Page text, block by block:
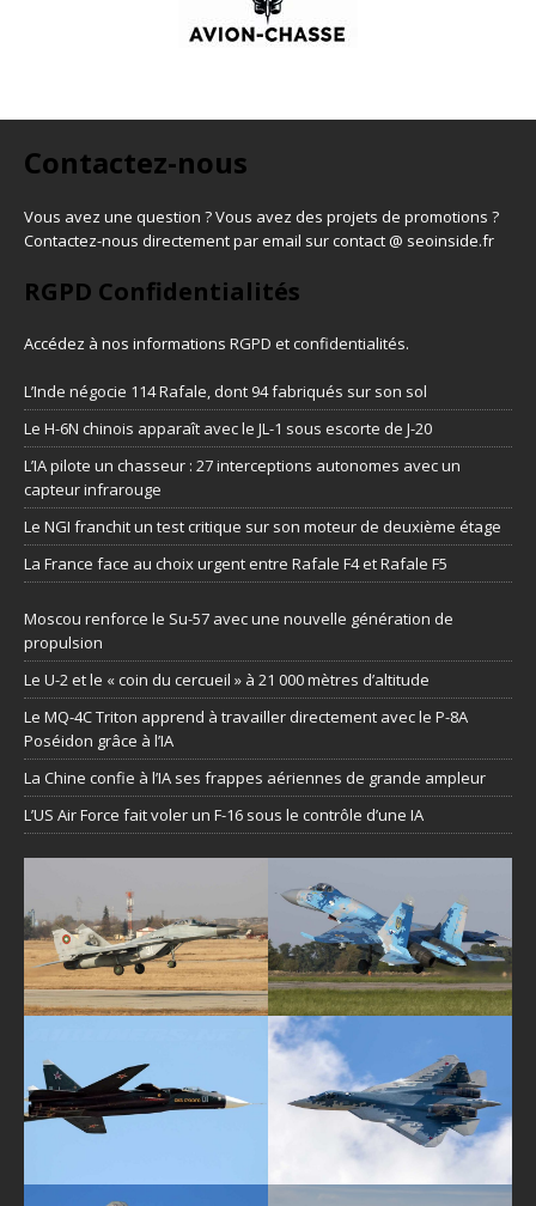
Contactez-nous
Vous avez une question ? Vous avez des projets de promotions ?
Contactez-nous directement par email sur contact @ seoinside.fr
RGPD Confidentialités
Accédez à nos informations RGPD et confidentialités.
L’Inde négocie 114 Rafale, dont 94 fabriqués sur son sol
Le H-6N chinois apparaît avec le JL-1 sous escorte de J-20
L’IA pilote un chasseur : 27 interceptions autonomes avec un
capteur infrarouge
Le NGI franchit un test critique sur son moteur de deuxième étage
La France face au choix urgent entre Rafale F4 et Rafale F5
Moscou renforce le Su-57 avec une nouvelle génération de
propulsion
Le U-2 et le « coin du cercueil » à 21 000 mètres d’altitude
Le MQ-4C Triton apprend à travailler directement avec le P-8A
Poséidon grâce à l’IA
La Chine confie à l’IA ses frappes aériennes de grande ampleur
L’US Air Force fait voler un F-16 sous le contrôle d’une IA